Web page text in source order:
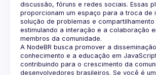
discussão, fóruns e redes sociais. Essas
proporcionam um espaço para a troca de
solução de problemas e
estimulando a interação e a colaboração
A NodeBR busca promover a
conhecimento e a educação em
contribuindo para o crescimento da
desenvolvedores brasileiros. Se você é